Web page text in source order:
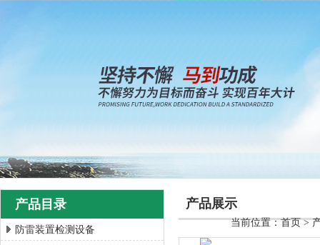
产品目录
防雷装置检测设备
产品展示
当前位置：首页>